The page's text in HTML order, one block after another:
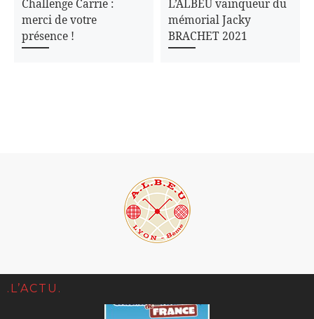
Challenge Carrie :
merci de votre
présence !
L’ALBEU vainqueur du
mémorial Jacky
BRACHET 2021
.L’ACTU.